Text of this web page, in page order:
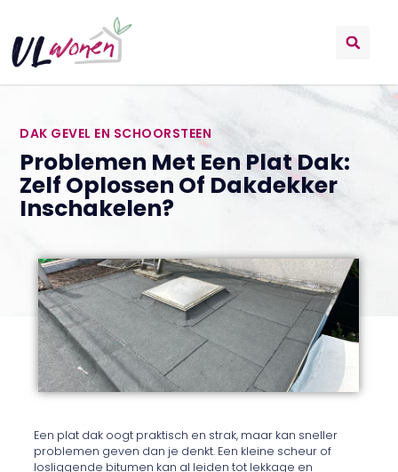
DAK GEVEL EN SCHOORSTEEN
Problemen Met Een Plat Dak:
Zelf Oplossen Of Dakdekker
Inschakelen?
Een plat dak oogt praktisch en strak, maar kan sneller
problemen geven dan je denkt. Een kleine scheur of
losliggende bitumen kan al leiden tot lekkage en